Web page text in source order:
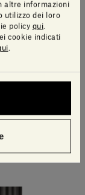
altre informazioni
utilizzo dei loro
policy qui
cookie indicati